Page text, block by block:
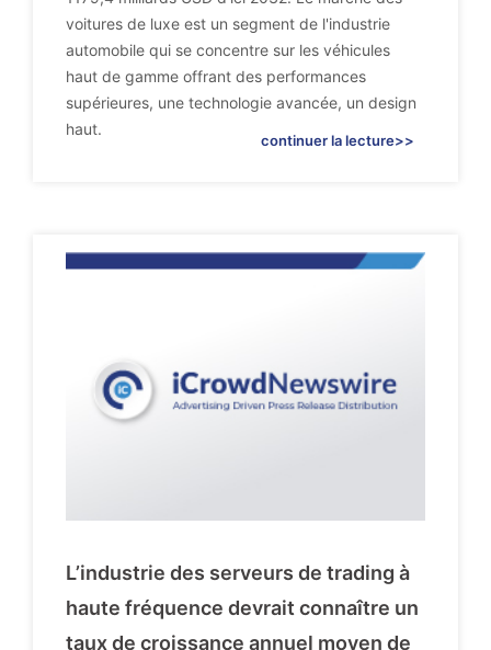
voitures de luxe est un segment de l'industrie
automobile qui se concentre sur les véhicules
haut de gamme offrant des performances
supérieures, une technologie avancée, un design
haut.
continuer la lecture>>
L’industrie des serveurs de trading à
haute fréquence devrait connaître un
taux de croissance annuel moyen de